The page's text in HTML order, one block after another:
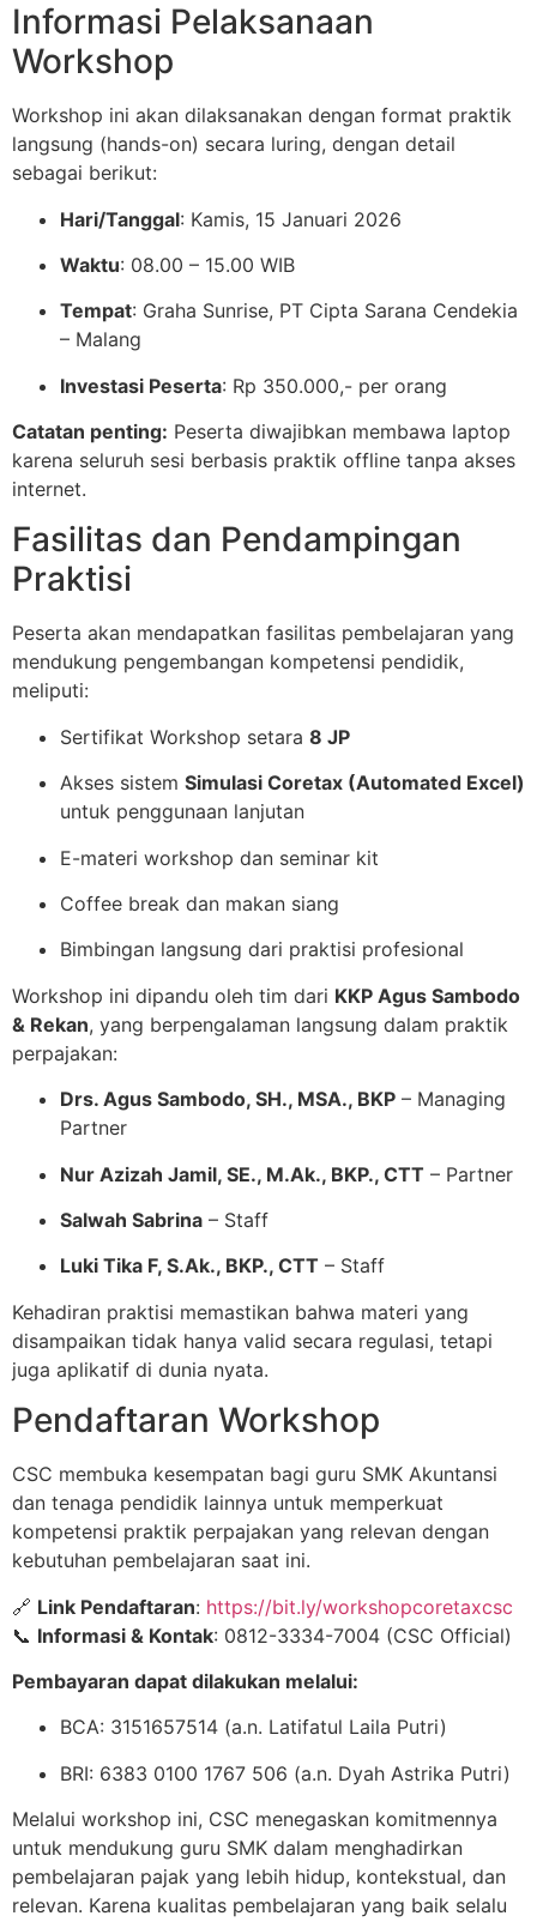
Informasi Pelaksanaan
Workshop
Workshop ini akan dilaksanakan dengan format praktik
langsung (hands-on) secara luring, dengan detail
sebagai berikut:
Hari/Tanggal: Kamis, 15 Januari 2026
Waktu: 08.00 – 15.00 WIB
Tempat: Graha Sunrise, PT Cipta Sarana Cendekia
– Malang
Investasi Peserta: Rp 350.000,- per orang
Catatan penting: Peserta diwajibkan membawa laptop
karena seluruh sesi berbasis praktik offline tanpa akses
internet.
Fasilitas dan Pendampingan
Praktisi
Peserta akan mendapatkan fasilitas pembelajaran yang
mendukung pengembangan kompetensi pendidik,
meliputi:
Sertifikat Workshop setara 8 JP
Akses sistem Simulasi Coretax (Automated Excel)
untuk penggunaan lanjutan
E-materi workshop dan seminar kit
Coffee break dan makan siang
Bimbingan langsung dari praktisi profesional
Workshop ini dipandu oleh tim dari KKP Agus Sambodo
& Rekan, yang berpengalaman langsung dalam praktik
perpajakan:
Drs. Agus Sambodo, SH., MSA., BKP – Managing
Partner
Nur Azizah Jamil, SE., M.Ak., BKP., CTT – Partner
Salwah Sabrina – Staff
Luki Tika F, S.Ak., BKP., CTT – Staff
Kehadiran praktisi memastikan bahwa materi yang
disampaikan tidak hanya valid secara regulasi, tetapi
juga aplikatif di dunia nyata.
Pendaftaran Workshop
CSC membuka kesempatan bagi guru SMK Akuntansi
dan tenaga pendidik lainnya untuk memperkuat
kompetensi praktik perpajakan yang relevan dengan
kebutuhan pembelajaran saat ini.
🔗 Link Pendaftaran: https://bit.ly/workshopcoretaxcsc
📞 Informasi & Kontak: 0812-3334-7004 (CSC Official)
Pembayaran dapat dilakukan melalui:
BCA: 3151657514 (a.n. Latifatul Laila Putri)
BRI: 6383 0100 1767 506 (a.n. Dyah Astrika Putri)
Melalui workshop ini, CSC menegaskan komitmennya
untuk mendukung guru SMK dalam menghadirkan
pembelajaran pajak yang lebih hidup, kontekstual, dan
relevan. Karena kualitas pembelajaran yang baik selalu